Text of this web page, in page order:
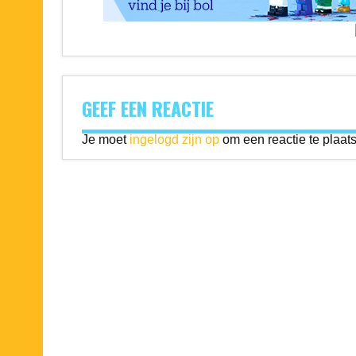
GEEF EEN REACTIE
Je moet ingelogd zijn opom een reactie te